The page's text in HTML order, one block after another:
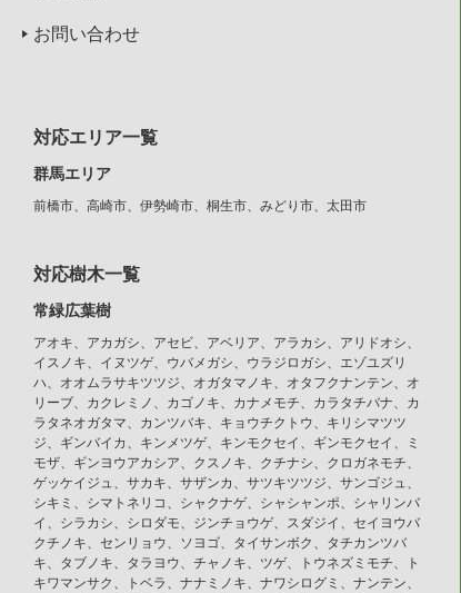
お問い合わせ
対応エリア一覧
群馬エリア
前橋市、高崎市、伊勢崎市、桐生市、みどり市、太田市
対応樹木一覧
常緑広葉樹
アオキ、アカガシ、アセビ、アベリア、アラカシ、アリドオシ、
イスノキ、イヌツゲ、ウバメガシ、ウラジロガシ、エゾユズリ
ハ、オオムラサキツツジ、オガタマノキ、オタフクナンテン、オ
リーブ、カクレミノ、カゴノキ、カナメモチ、カラタチバナ、カ
ラタネオガタマ、カンツバキ、キョウチクトウ、キリシマツツ
ジ、ギンバイカ、キンメツゲ、キンモクセイ、ギンモクセイ、ミ
モザ、ギンヨウアカシア、クスノキ、クチナシ、クロガネモチ、
ゲッケイジュ、サカキ、サザンカ、サツキツツジ、サンゴジュ、
シキミ、シマトネリコ、シャクナゲ、シャシャンポ、シャリンバ
イ、シラカシ、シロダモ、ジンチョウゲ、スダジイ、セイヨウバ
クチノキ、センリョウ、ソヨゴ、タイサンボク、タチカンツバ
キ、タブノキ、タラヨウ、チャノキ、ツゲ、トウネズミモチ、ト
キワマンサク、トベラ、ナナミノキ、ナワシログミ、ナンテン、